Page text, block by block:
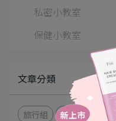
私密小教室
保健小教室
文章分類
旅行組 護一生 清潔